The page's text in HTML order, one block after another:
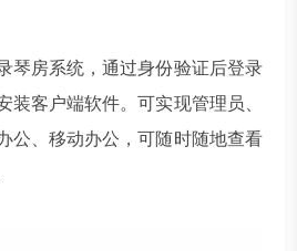
琴房系统，通过身份验证后登录
装客户端软件。可实现管理员、
公、移动办公，可随时随地查看